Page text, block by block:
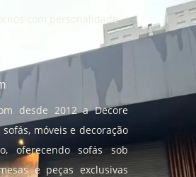
com personalidade
desde 2012 a Decore
móveis e decoração
oferecendo sofás sob
e peças exclusivas